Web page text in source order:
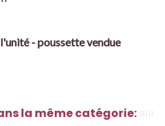
- poussette vendue
la même catégorie: